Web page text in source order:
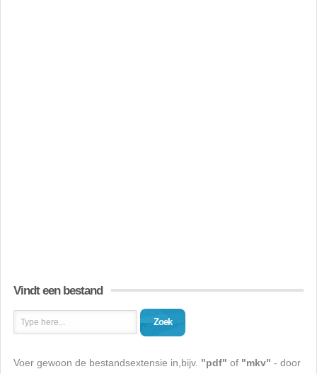
Vindt een bestand
Zoek
Voer gewoon de bestandsextensie in,bijv. "pdf" of "mkv" - door